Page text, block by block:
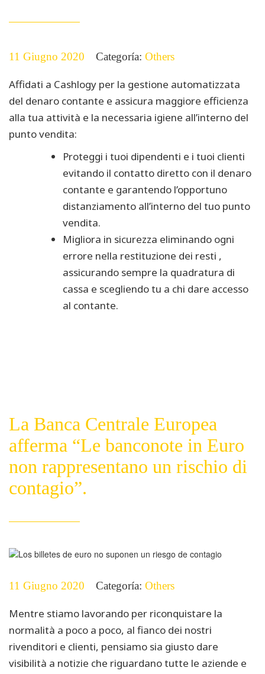
11 Giugno 2020 Categoría: Others
Affidati a Cashlogy per la gestione automatizzata
del denaro contante e assicura maggiore efficienza
alla tua attività e la necessaria igiene all’interno del
punto vendita:
Proteggi i tuoi dipendenti e i tuoi clienti
evitando il contatto diretto con il denaro
contante e garantendo l’opportuno
distanziamento all’interno del tuo punto
vendita.
Migliora in sicurezza eliminando ogni
errore nella restituzione dei resti ,
assicurando sempre la quadratura di
cassa e scegliendo tu a chi dare accesso
al contante.
La Banca Centrale Europea
afferma “Le banconote in Euro
non rappresentano un rischio di
contagio”.
11 Giugno 2020 Categoría: Others
Mentre stiamo lavorando per riconquistare la
normalità a poco a poco, al fianco dei nostri
rivenditori e clienti, pensiamo sia giusto dare
visibilità a notizie che riguardano tutte le aziende e